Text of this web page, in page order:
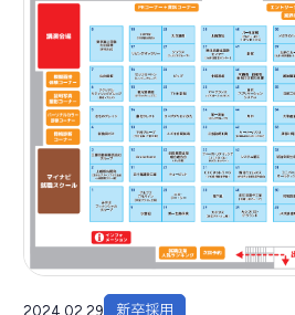
2024.02.29